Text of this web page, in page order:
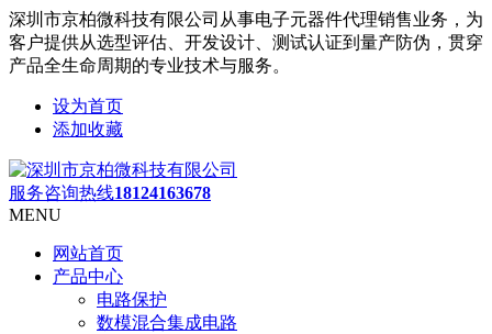
深圳市京柏微科技有限公司从事电子元器件代理销售业务，为
客户提供从选型评估、开发设计、测试认证到量产防伪，贯穿
产品全生命周期的专业技术与服务。
设为首页
添加收藏
服务咨询热线18124163678
MENU
网站首页
产品中心
电路保护
数模混合集成电路